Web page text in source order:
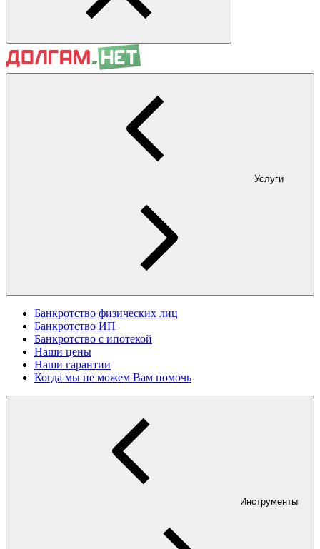
Услуги
Банкротство физических лиц
Банкротство ИП
Банкротство с ипотекой
Наши цены
Наши гарантии
Когда мы не можем Вам помочь
Инструменты